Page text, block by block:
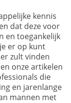
kennis
dat deze voor
en toegankelijk
er op kunt
zult vinden
onze artikelen
die
en jarenlange
mannen met